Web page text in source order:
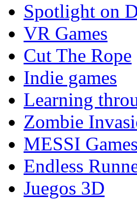
Spotlight on
VR Games
Cut The Rope
Indie games
Learning
Zombie
MESSI
Endless
Juegos 3D